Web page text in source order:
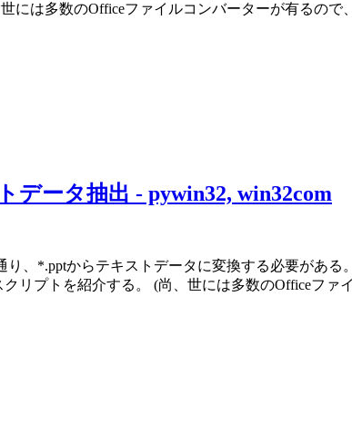
には多数のOfficeファイルコンバーターが有るの
ータ抽出 - pywin32, win32com
り、*.pptからテキストデータに変換する必要がある
リプトを紹介する。 (尚、世には多数のOfficeファ